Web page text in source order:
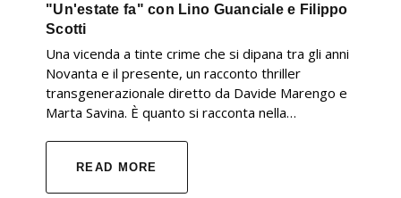
"Un'estate fa" con Lino Guanciale e Filippo
Scotti
Una vicenda a tinte crime che si dipana tra gli anni
Novanta e il presente, un racconto thriller
transgenerazionale diretto da Davide Marengo e
Marta Savina. È quanto si racconta nella…
READ MORE